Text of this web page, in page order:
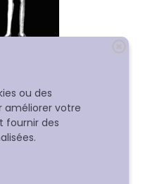
ou des
améliorer votre
fournir des